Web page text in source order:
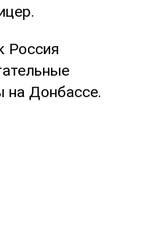
Россия
на Донбассе.